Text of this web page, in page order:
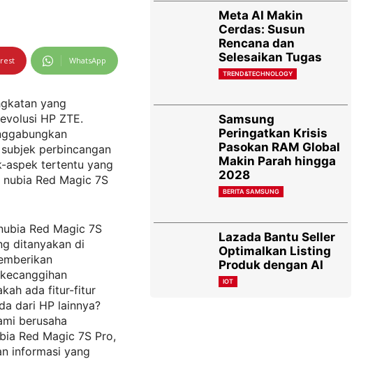
WhatsApp
yang
HP ZTE.
perbincangan
aspek tertentu yang
Red Magic 7S
Red Magic 7S
ditanyakan di
ada fitur-fitur
dari HP lainnya?
berusaha
Red Magic 7S Pro,
informasi yang
Meta AI Makin
Cerdas: Susun
Rencana dan
Selesaikan Tugas
TREND&TECHNOLOGY
Samsung
Peringatkan Krisis
Pasokan RAM Global
Makin Parah hingga
2028
BERITA SAMSUNG
Lazada Bantu Seller
Optimalkan Listing
Produk dengan AI
IOT